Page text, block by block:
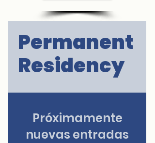
Permanent
Residency
Próximamente
nuevas entradas